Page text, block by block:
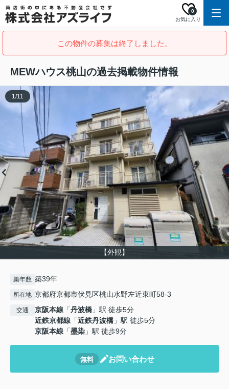
お気に入り
0
この物件の募集は終了しました。
MEWハウス桃山の過去掲載物件情報
【外観】
1/11
築年数 築39年
所在地 京都府京都市伏見区桃山水野左近東町58-3
交通 京阪本線 「丹波橋 」駅 徒歩5分
近鉄京都線 「近鉄丹波橋 」駅 徒歩5分
京阪本線 「墨染 」駅 徒歩9分
無料 お問い合わせ